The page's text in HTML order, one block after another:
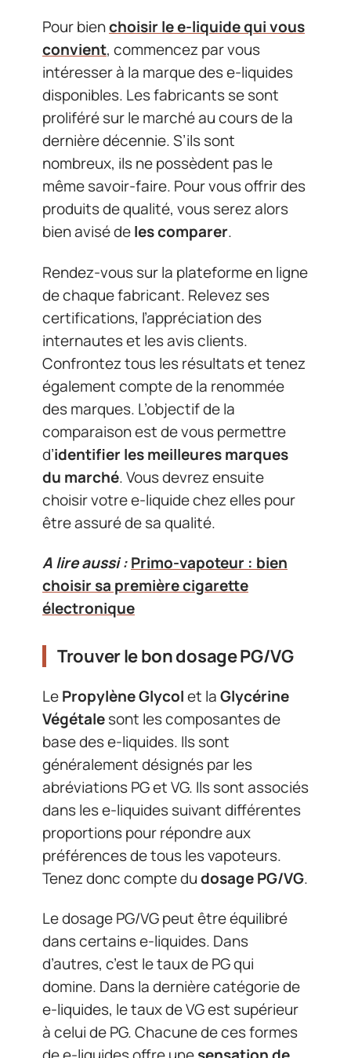
Pour bienchoisir le e-liquide qui vous
convient, commencez par vous
intéresser à la marque des e-liquides
disponibles. Les fabricants se sont
proliféré sur le marché au cours de la
dernière décennie. S’ils sont
nombreux, ils ne possèdent pas le
même savoir-faire. Pour vous offrir des
produits de qualité, vous serez alors
bien avisé deles comparer.
Rendez-vous sur la plateforme en ligne
de chaque fabricant. Relevez ses
certifications, l’appréciation des
internautes et les avis clients.
Confrontez tous les résultats et tenez
également compte de la renommée
des marques. L’objectif de la
comparaison est de vous permettre
d’identifier les meilleures marques
du marché. Vous devrez ensuite
choisir votre e-liquide chez elles pour
être assuré de sa qualité.
A lire aussi :Primo-vapoteur : bien
choisir sa première cigarette
électronique
Trouver le bon dosage PG/VG
LePropylène Glycolet laGlycérine
Végétalesont les composantes de
base des e-liquides. Ils sont
généralement désignés par les
abréviations PG et VG. Ils sont associés
dans les e-liquides suivant différentes
proportions pour répondre aux
préférences de tous les vapoteurs.
Tenez donc compte dudosage PG/VG.
Le dosage PG/VG peut être équilibré
dans certains e-liquides. Dans
d’autres, c’est le taux de PG qui
domine. Dans la dernière catégorie de
e-liquides, le taux de VG est supérieur
à celui de PG. Chacune de ces formes